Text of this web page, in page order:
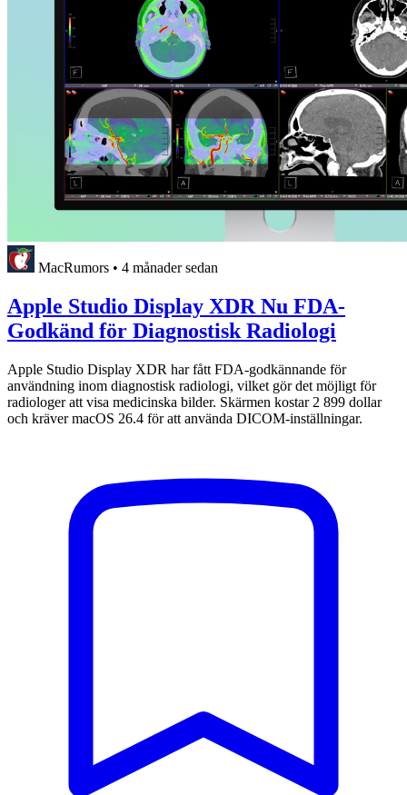
MacRumors • 4 månader sedan
Apple Studio Display XDR Nu FDA-
Godkänd för Diagnostisk Radiologi
Apple Studio Display XDR har fått FDA-godkännande för
användning inom diagnostisk radiologi, vilket gör det möjligt för
radiologer att visa medicinska bilder. Skärmen kostar 2 899 dollar
och kräver macOS 26.4 för att använda DICOM-inställningar.